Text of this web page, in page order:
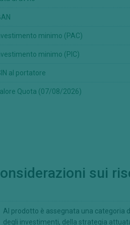
minimo (PAC)
minimo (PIC)
al portatore
Quota (07/08/2026)
sui
Al prodotto è assegnata una categoria
degli investimenti, della strategia